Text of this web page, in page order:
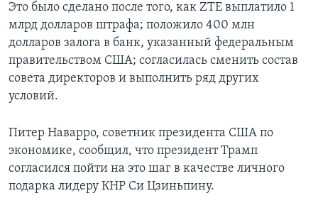
Это было сделано после того, как ZTE выплатило 1
млрд долларов штрафа; положило 400 млн
долларов залога в банк, указанный федеральным
правительством США; согласилась сменить состав
совета директоров и выполнить ряд других
условий.
Питер Наварро, советник президента США по
экономике, сообщил, что президент Трамп
согласился пойти на это шаг в качестве личного
подарка лидеру КНР Си Цзиньпину.